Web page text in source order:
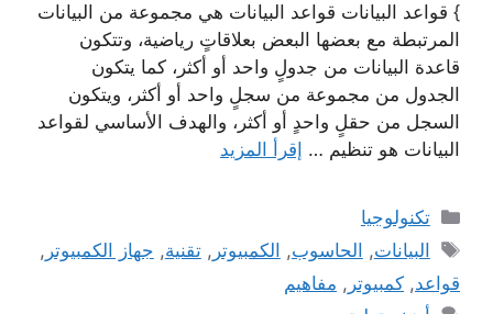
} قواعد البيانات قواعد البيانات هي مجموعة من البيانات
المرتبطة مع بعضها البعض بعلاقاتٍ رياضية، وتتكون
قاعدة البيانات من جدولٍ واحد أو أكثر، كما يتكون
الجدول من مجموعة من سجلٍ واحد أو أكثر، ويتكون
السجل من حقلٍ واحدٍ أو أكثر، والهدف الأساسي لقواعد
البيانات هو تنظيم … إقرأ المزيد
التصنيفات
تكنولوجيا
الوسوم
البيانات, الحاسوب, الكمبيوتر ,تقنية, جهاز الكمبيوتر ,
قواعد, كمبيوتر , مفاهيم